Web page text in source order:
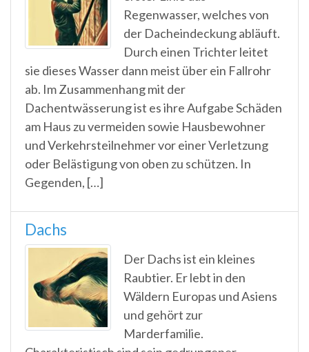
Regenwasser, welches von
der Dacheindeckung abläuft.
Durch einen Trichter leitet
sie dieses Wasser dann meist über ein Fallrohr
ab. Im Zusammenhang mit der
Dachentwässerung ist es ihre Aufgabe Schäden
am Haus zu vermeiden sowie Hausbewohner
und Verkehrsteilnehmer vor einer Verletzung
oder Belästigung von oben zu schützen. In
Gegenden, […]
Dachs
Der Dachs ist ein kleines
Raubtier. Er lebt in den
Wäldern Europas und Asiens
und gehört zur
Marderfamilie.